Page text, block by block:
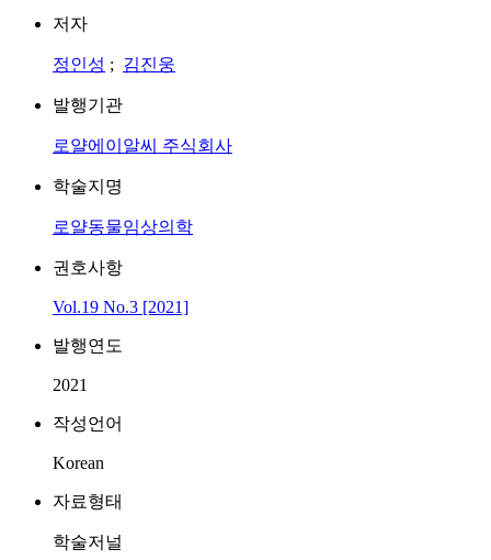
저자
정인성 ; 김진웅
발행기관
로얄에이알씨 주식회사
학술지명
로얄동물임상의학
권호사항
Vol.19 No.3 [2021]
발행연도
2021
작성언어
Korean
자료형태
학술저널